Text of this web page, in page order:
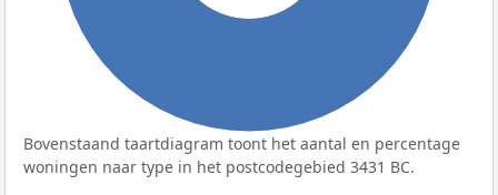
Bovenstaand taartdiagram toont het aantal en percentage
woningen naar type in het postcodegebied 3431 BC.